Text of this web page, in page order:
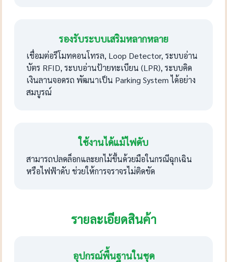
รองรับระบบเสริมหลากหลาย
เชื่อมต่อรีโมทคอนโทรล, Loop Detector, ระบบอ่าน
บัตร RFID, ระบบอ่านป้ายทะเบียน (LPR), ระบบคิด
เงินลานจอดรถ พัฒนาเป็น Parking System ได้อย่าง
สมบูรณ์
ใช้งานได้แม้ไฟดับ
สามารถปลดล็อกและยกไม้ขึ้นด้วยมือในกรณีฉุกเฉิน
หรือไฟฟ้าดับ ช่วยให้การจราจรไม่ติดขัด
รายละเอียดสินค้า
อุปกรณ์พื้นฐานในชุด